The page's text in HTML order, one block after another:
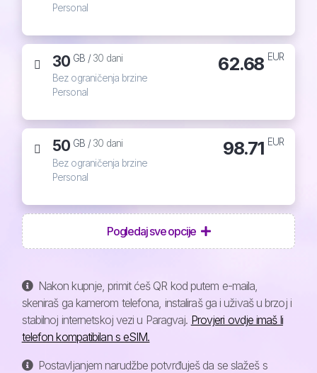
Personal
30 GB /30 dani
Bez ograničenja brzine
Personal
62.68 EUR
50 GB /30 dani
Bez ograničenja brzine
Personal
98.71 EUR
Pogledaj sve opcije
Nakon kupnje, primit ćeš QR kod putem e-maila,
skeniraš ga kamerom telefona, instaliraš ga i uživaš u brzoj i
stabilnoj internetskoj vezi u Paragvaj. Provjeri ovdje imaš li
telefon kompatibilan s eSIM.
Postavljanjem narudžbe potvrđuješ da se slažeš s